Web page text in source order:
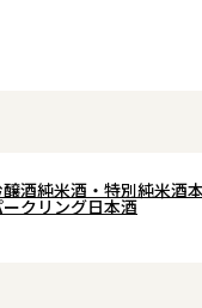
。そ
にな
割り
経て辿り着い
さしく奥深い
酒純米酒・特別純米酒
ークリング日本酒